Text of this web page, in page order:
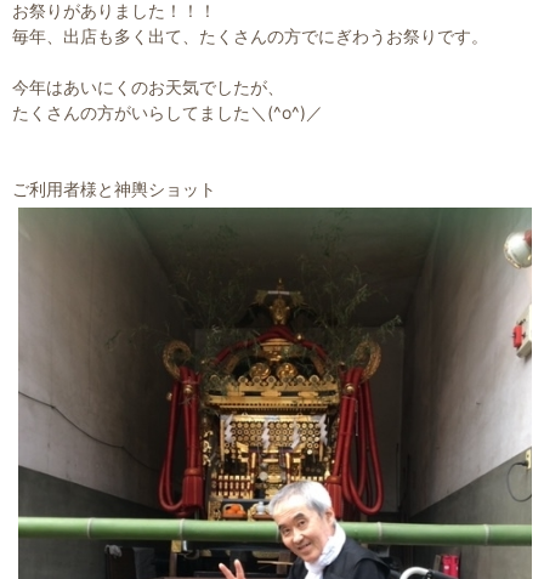
お祭りがありました！！！
毎年、出店も多く出て、たくさんの方でにぎわうお祭りです。
今年はあいにくのお天気でしたが、
たくさんの方がいらしてました＼(^o^)／
ご利用者様と神輿ショット